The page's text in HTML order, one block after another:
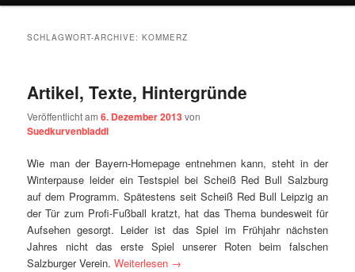
SCHLAGWORT-ARCHIVE:KOMMERZ
Artikel, Texte, Hintergründe
Veröffentlicht am6. Dezember 2013von
Suedkurvenbladdl
Wie man der Bayern-Homepage entnehmen kann, steht in der
Winterpause leider ein Testspiel bei Scheiß Red Bull Salzburg
auf dem Programm. Spätestens seit Scheiß Red Bull Leipzig an
der Tür zum Profi-Fußball kratzt, hat das Thema bundesweit für
Aufsehen gesorgt. Leider ist das Spiel im Frühjahr nächsten
Jahres nicht das erste Spiel unserer Roten beim falschen
Salzburger Verein.Weiterlesen →